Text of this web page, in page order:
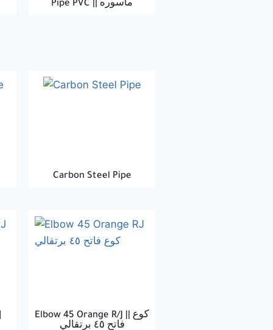
Pipe PVC || ماسوره
Carbon Steel Pipe
Elbow 45 Orange R/J || كوع
فاتح ٤٥ برتقالي